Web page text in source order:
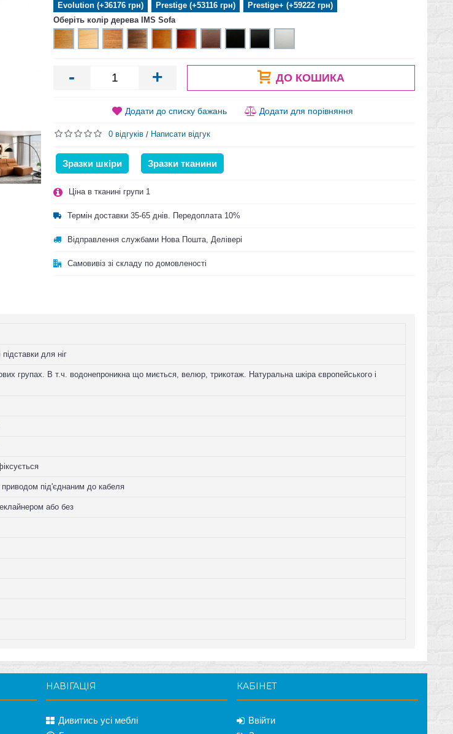
Evolution (+36176 грн)
Prestige (+53116 грн)
Prestige+ (+59222 грн)
Оберіть колір дерева IMS Sofa
- + ДО КОШИКА
Додати до списку бажань Додати для порівняння
0 відгуків / Написати відгук
Зразки шкіри Зразки тканини
Ціна в тканині групи 1
Термін доставки 35-65 днів. Передоплата 10%
Відправлення службами Нова Пошта, Делівері
Самовивіз зі складу по домовленості
для ніг
групах. В т.ч. водонепроникна що миється, велюр, трикотаж. Натуральна шкіра європейського і
приводом під'єднаним до кабеля
або без
НАВІГАЦІЯ
Дивитись усі меблі
КАБІНЕТ
Ввійти